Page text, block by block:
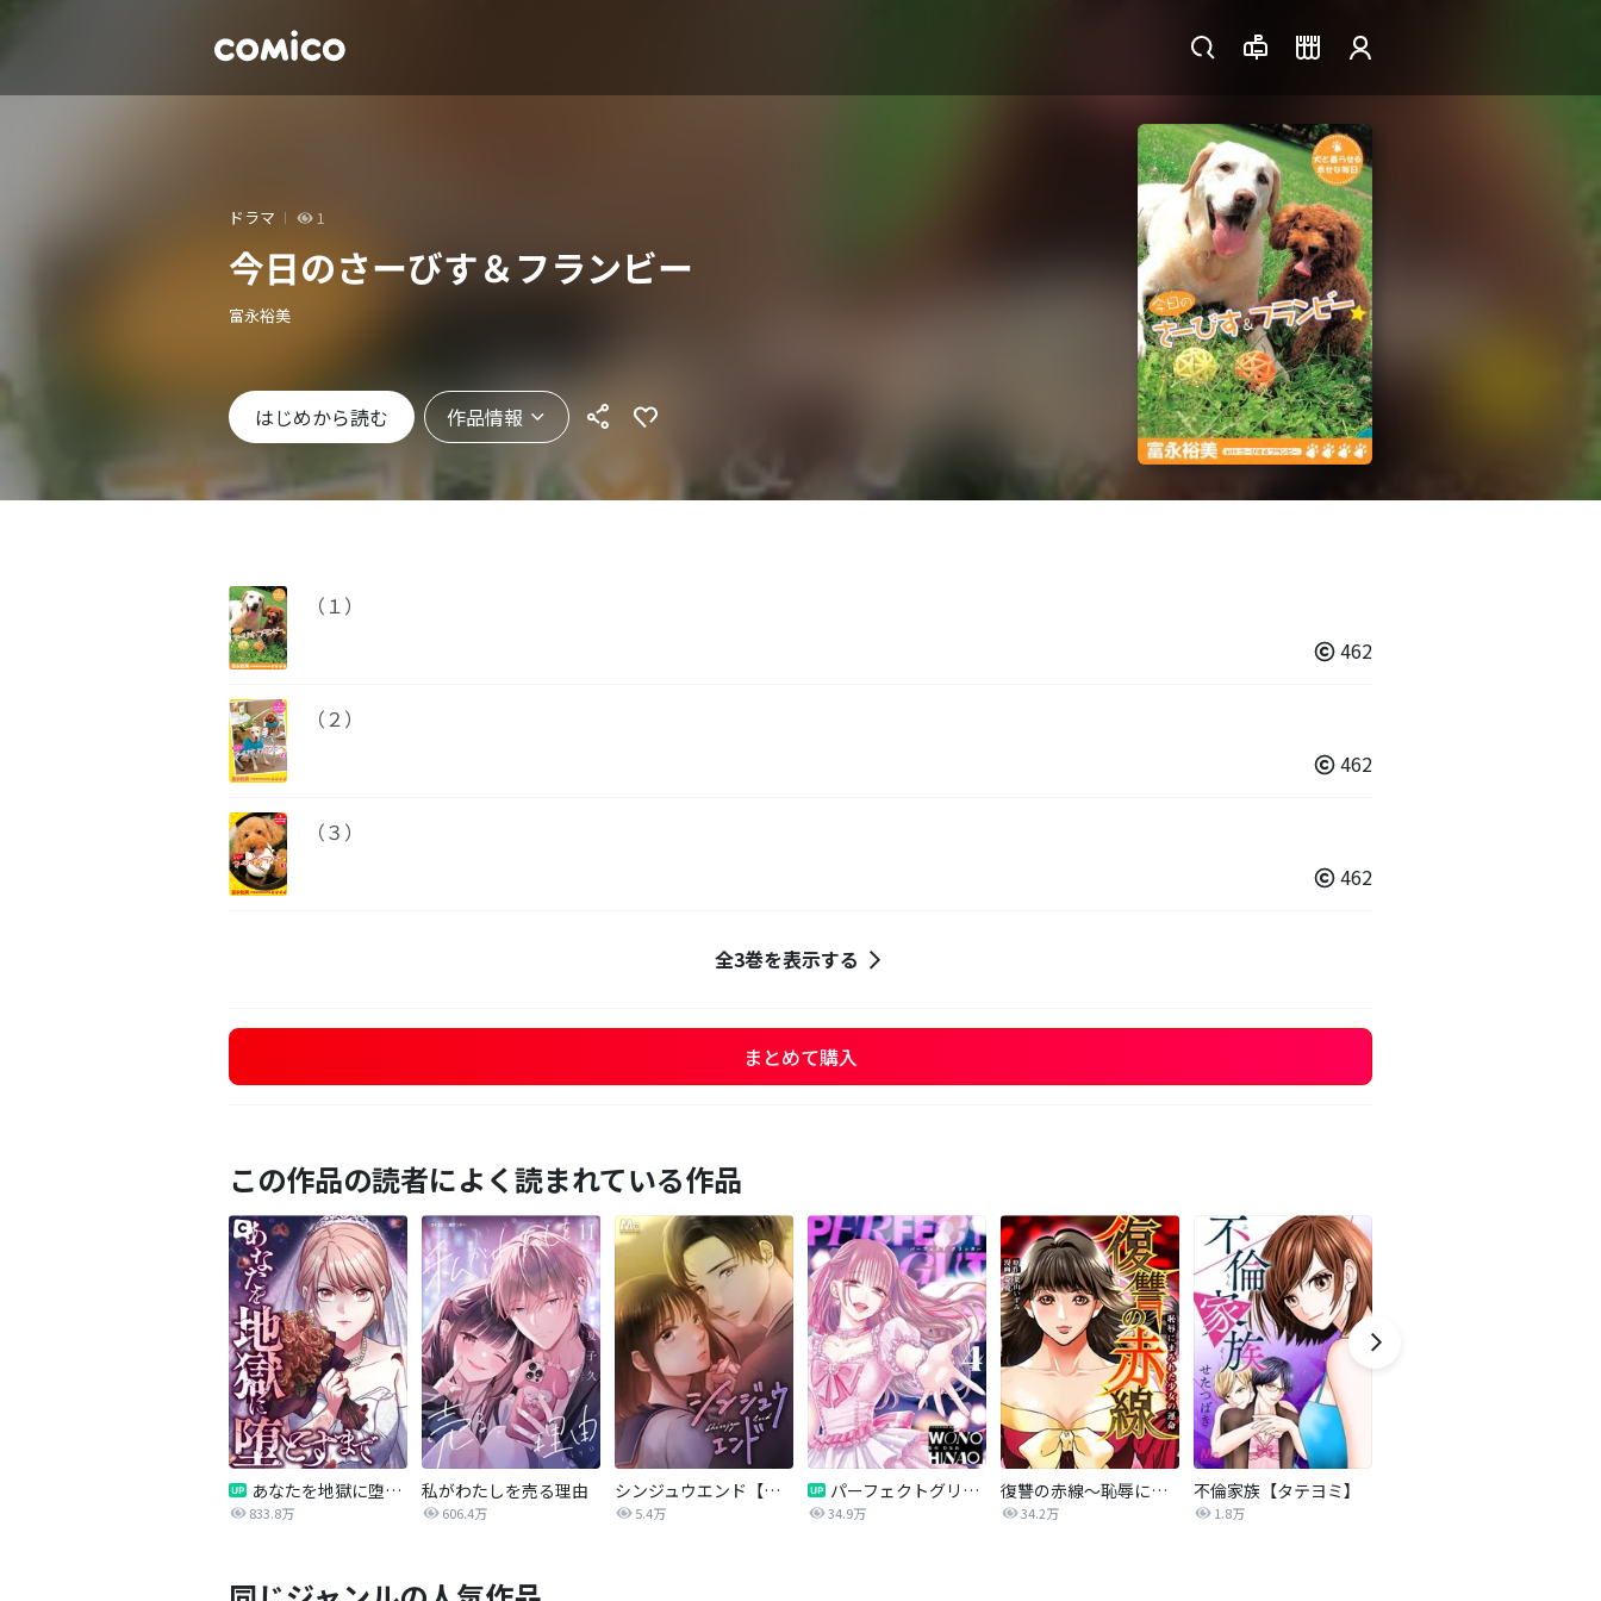
ドラマ 1
今日のさーびす＆フランビー
富永裕美
はじめから読む 作品情報
（１）
462
（２）
462
（３）
462
全3巻を表示する
まとめて購入
この作品の読者によく読まれている作品
あなたを地獄に堕とすまで
833.8万
私がわたしを売る理由
606.4万
シンジュウエンド【タテヨミ】
5.4万
パーフェクトグリッター
34.9万
復讐の赤線～恥辱にまみれた少女の運命～【タテヨミ】
34.2万
不倫家族【タテヨミ】
1.8万